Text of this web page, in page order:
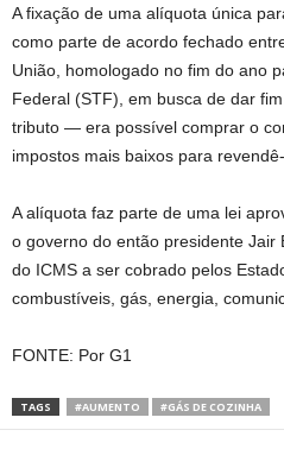
A fixação de uma alíquota única
como parte de acordo fechado
União, homologado no fim do ano
Federal (STF), em busca de dar
tributo — era possível comprar o
impostos mais baixos para
A alíquota faz parte de uma lei
o governo do então presidente Jair
do ICMS a ser cobrado pelos
combustíveis, gás, energia,
FONTE: Por G1
TAGS #AUMENTO #GÁS DE COZINHA